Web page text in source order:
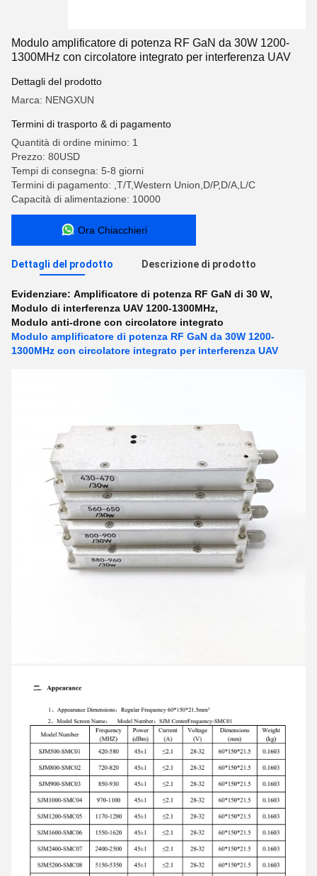
Modulo amplificatore di potenza RF GaN da 30W 1200-
1300MHz con circolatore integrato per interferenza UAV
Dettagli del prodotto
Marca: NENGXUN
Termini di trasporto & di pagamento
Quantità di ordine minimo: 1
Prezzo: 80USD
Tempi di consegna: 5-8 giorni
Termini di pagamento: ,T/T,Western Union,D/P,D/A,L/C
Capacità di alimentazione: 10000
Ora Chiacchieri
Dettagli del prodotto Descrizione di prodotto
Evidenziare: Amplificatore di potenza RF GaN di 30 W,
Modulo di interferenza UAV 1200-1300MHz,
Modulo anti-drone con circolatore integrato
Modulo amplificatore di potenza RF GaN da 30W 1200-
1300MHz con circolatore integrato per interferenza UAV